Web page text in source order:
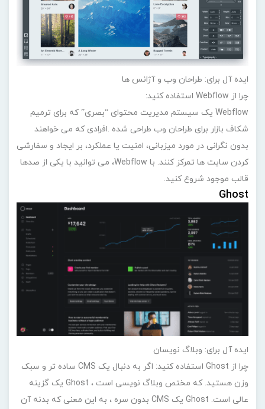
ایده آل برای: طراحان وب و آژانس ها
چرا از Webflow استفاده کنید:
Webflow یک سیستم مدیریت محتوای “بصری” که برای ترمیم
شکاف بازار برای طراحان وب طراحی شده .افرادی که می خواهند
بدون نگرانی در مورد میزبانی، امنیت یا عملکرد، بر ایجاد و سفارشی
کردن سایت ها تمرکز کنند. با Webflow، می توانید با یکی از صدها
قالب موجود شروع کنید.
Ghost
ایده آل برای: وبلاگ نویسان
چرا از Ghost استفاده کنید: اگر به دنبال یک CMS ساده تر و سبک
وزن هستید. که مختص وبلاگ نویسی است ، Ghost یک گزینه
عالی است. Ghost یک CMS بدون سره ، به این معنی که بدنه آن